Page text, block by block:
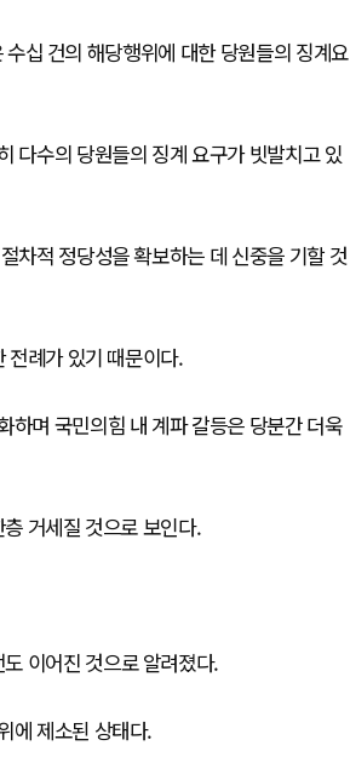
십 건의 해당행위에 대한 당원들의 징계요
다수의 당원들의 징계 요구가 빗발치고 있
차적 정당성을 확보하는 데 신중을 기할 것
전례가 있기 때문이다.
하며 국민의힘 내 계파 갈등은 당분간 더욱
거세질 것으로 보인다.
이어진 것으로 알려졌다.
에 제소된 상태다.